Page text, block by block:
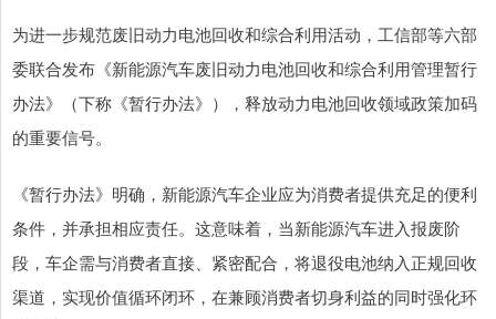
为进一步规范废旧动力电池回收和综合利用活动，工信部等六部
委联合发布《新能源汽车废旧动力电池回收和综合利用管理暂行
办法》（下称《暂行办法》），释放动力电池回收领域政策加码
的重要信号。
《暂行办法》明确，新能源汽车企业应为消费者提供充足的便利
条件，并承担相应责任。这意味着，当新能源汽车进入报废阶
段，车企需与消费者直接、紧密配合，将退役电池纳入正规回收
渠道，实现价值循环闭环，在兼顾消费者切身利益的同时强化环